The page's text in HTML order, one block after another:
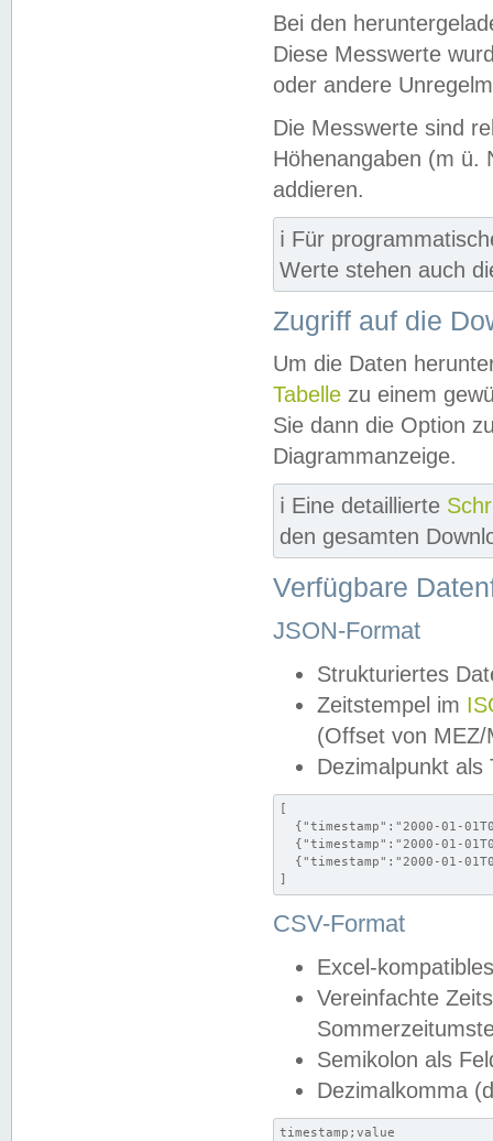
Bei den
Diese Messwerte
oder andere
Die Messwerte sind
Höhenangaben (m ü.
addieren.
ℹ️ Für
Werte stehen auch
Zugriff auf die
Um die Daten
Tabelle zu einem
Sie dann die Option
Diagrammanzeige.
ℹ️ Eine detaillierte
den gesamten
Verfügbare
JSON-Format
Strukturiertes
Zeitstempel im
(Offset von MEZ/
Dezimalpunkt als
[
{"timestamp":"2000-01-
{"timestamp":"2000-01-
{"timestamp":"2000-01-
]
CSV-Format
Excel-
Vereinfachte
Semikolon als
Dezimalkomma
timestamp;value